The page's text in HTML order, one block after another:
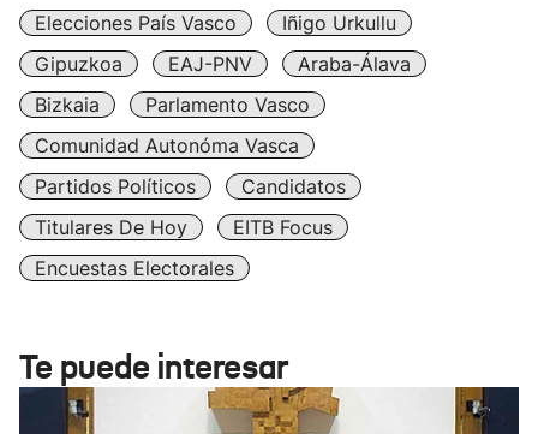
Elecciones País Vasco
Iñigo Urkullu
Gipuzkoa
EAJ-PNV
Araba-Álava
Bizkaia
Parlamento Vasco
Comunidad Autonóma Vasca
Partidos Políticos
Candidatos
Titulares De Hoy
EITB Focus
Encuestas Electorales
Te puede interesar